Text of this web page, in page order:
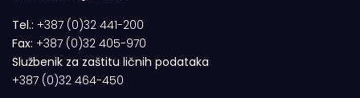
Tel.: +387 (0)32 441-200
Fax: +387 (0)32 405-970
Službenik za zaštitu ličnih podataka
+387 (0)32 464-450